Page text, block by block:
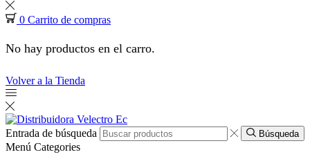
0 Carrito de compras
No hay productos en el carro.
Volver a la Tienda
Entrada de búsqueda Búsqueda
Menú Categories